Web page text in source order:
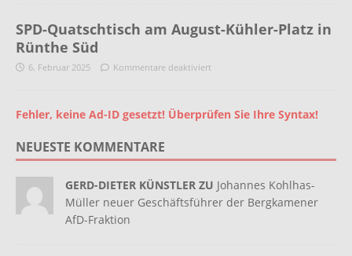
SPD-Quatschtisch am August-Kühler-Platz in
Rünthe Süd
6. Februar 2025 Kommentare deaktiviert
Fehler, keine Ad-ID gesetzt! Überprüfen Sie Ihre Syntax!
NEUESTE KOMMENTARE
GERD-DIETER KÜNSTLER ZU Johannes Kohlhas-
Müller neuer Geschäftsführer der Bergkamener
AfD-Fraktion